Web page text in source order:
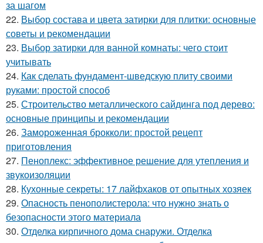
за шагом
22. Выбор состава и цвета затирки для плитки: основные
советы и рекомендации
23. Выбор затирки для ванной комнаты: чего стоит
учитывать
24. Как сделать фундамент-шведскую плиту своими
руками: простой способ
25. Строительство металлического сайдинга под дерево:
основные принципы и рекомендации
26. Замороженная брокколи: простой рецепт
приготовления
27. Пеноплекс: эффективное решение для утепления и
звукоизоляции
28. Кухонные секреты: 17 лайфхаков от опытных хозяек
29. Опасность пенополистерола: что нужно знать о
безопасности этого материала
30. Отделка кирпичного дома снаружи. Отделка